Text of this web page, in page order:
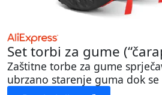
Set torbi za gume
Zaštitne torbe za gume
ubrzano starenje guma dok